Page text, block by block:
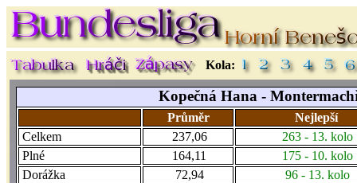
Kola:
Kopečná Hana -
Průměr
Nejlepší
Celkem
237,06
263 - 13. kolo
Plné
164,11
175 - 10. kolo
Dorážka
72,94 96 - 13. kolo